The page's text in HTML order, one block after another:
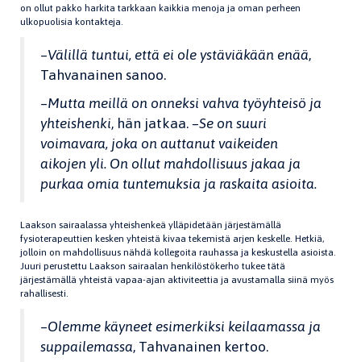
on ollut pakko harkita tarkkaan kaikkia menoja ja oman perheen
ulkopuolisia kontakteja.
–Välillä tuntui, että ei ole ystäviäkään enää,
Tahvanainen sanoo.
–Mutta meillä on onneksi vahva työyhteisö ja
yhteishenki, hän jatkaa. –Se on suuri
voimavara, joka on auttanut vaikeiden
aikojen yli. On ollut mahdollisuus jakaa ja
purkaa omia tuntemuksia ja raskaita asioita.
Laakson sairaalassa yhteishenkeä ylläpidetään järjestämällä
fysioterapeuttien kesken yhteistä kivaa tekemistä arjen keskelle. Hetkiä,
jolloin on mahdollisuus nähdä kollegoita rauhassa ja keskustella asioista.
Juuri perustettu Laakson sairaalan henkilöstökerho tukee tätä
järjestämällä yhteistä vapaa-ajan aktiviteettia ja avustamalla siinä myös
rahallisesti.
–Olemme käyneet esimerkiksi keilaamassa ja
suppailemassa, Tahvanainen kertoo.